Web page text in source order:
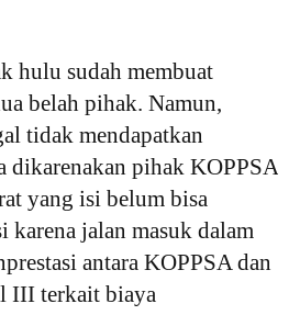
hulu sudah membuat
belah pihak. Namun,
tidak mendapatkan
dikarenakan pihak KOPPSA
yang isi belum bisa
karena jalan masuk dalam
antara KOPPSA dan
III terkait biaya